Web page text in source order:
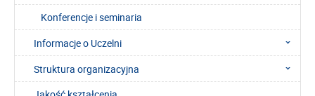
Konferencje i seminaria
Informacje o Uczelni
Struktura organizacyjna